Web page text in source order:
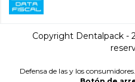
Copyright Dentalpack -
Defensa de las y los